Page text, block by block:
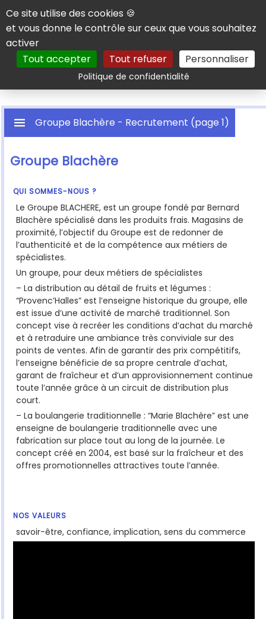
Panneau de gestion des cookies
Ce site utilise des cookies 🍪
et vous donne le contrôle sur ceux que vous souhaitez
activer
Tout accepter
Tout refuser Personnaliser
Politique de confidentialitéRechercher
Groupe Blachère - Recrutement (page 1)
Groupe Blachère
QUI SOMMES-NOUS ?
Le Groupe BLACHERE, est un groupe fondé par Bernard
Blachère spécialisé dans les produits frais. Magasins de
proximité, l’objectif du Groupe est de redonner de
l’authenticité et de la compétence aux métiers de
spécialistes.
Un groupe, pour deux métiers de spécialistes
– La distribution au détail de fruits et légumes :
“Provenc’Halles” est l’enseigne historique du groupe, elle
est issue d’une activité de marché traditionnel. Son
concept vise à recréer les conditions d’achat du marché
et à retraduire une ambiance très conviviale sur des
points de ventes. Afin de garantir des prix compétitifs,
l’enseigne bénéficie de sa propre centrale d’achat,
garant de fraîcheur et d’un approvisionnement continue
toute l’année grâce à un circuit de distribution plus
court.
– La boulangerie traditionnelle : “Marie Blachère” est une
enseigne de boulangerie traditionnelle avec une
fabrication sur place tout au long de la journée. Le
concept créé en 2004, est basé sur la fraîcheur et des
offres promotionnelles attractives toute l’année.
NOS VALEURS
savoir-être, confiance, implication, sens du commerce